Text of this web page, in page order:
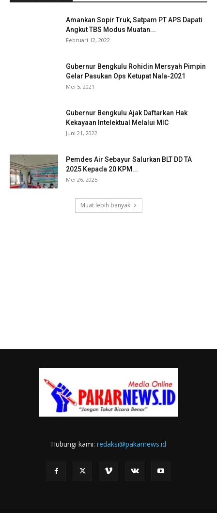
Amankan Sopir Truk, Satpam PT APS Dapati
Angkut TBS Modus Muatan...
Februari 12, 2022
Gubernur Bengkulu Rohidin Mersyah Pimpin
Gelar Pasukan Ops Ketupat Nala-2021
Mei 5, 2021
Gubernur Bengkulu Ajak Daftarkan Hak
Kekayaan Intelektual Melalui MIC
Juni 21, 2022
Pemdes Air Sebayur Salurkan BLT DD TA
2025 Kepada 20 KPM...
Mei 26, 2025
Muat lebih banyak
Hubungi kami: redaksi@pakarnews.id